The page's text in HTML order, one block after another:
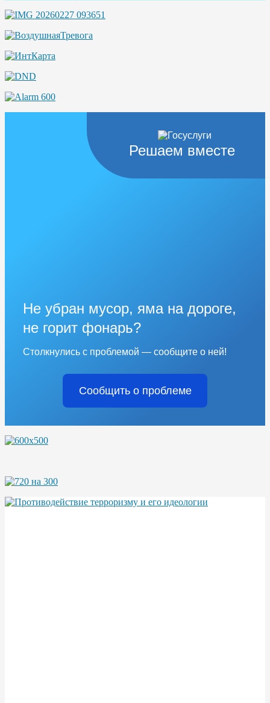
Решаем вместе
Не убран мусор, яма на дороге,
не горит фонарь?
Столкнулись с проблемой — сообщите о ней!
Сообщить о проблеме